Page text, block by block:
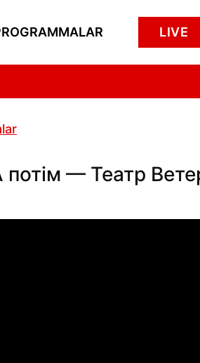
LIVE
— Театр